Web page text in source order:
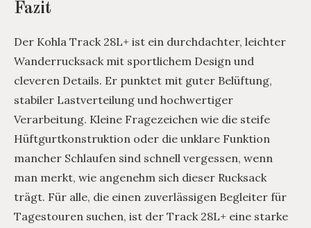
Fazit
Der Kohla Track 28L+ ist ein durchdachter, leichter
Wanderrucksack mit sportlichem Design und
cleveren Details. Er punktet mit guter Belüftung,
stabiler Lastverteilung und hochwertiger
Verarbeitung. Kleine Fragezeichen wie die steife
Hüftgurtkonstruktion oder die unklare Funktion
mancher Schlaufen sind schnell vergessen, wenn
man merkt, wie angenehm sich dieser Rucksack
trägt. Für alle, die einen zuverlässigen Begleiter für
Tagestouren suchen, ist der Track 28L+ eine starke